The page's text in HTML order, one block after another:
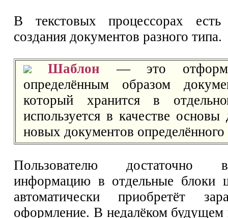
В текстовых процессорах
создания документов разного типа.
Шаблон — это
определённым образом
который хранится в
используется в качестве основы
новых документов определённого
Пользователю достаточно
информацию в отдельные блоки
автоматически приобретёт
оформление. В недалёком будущем